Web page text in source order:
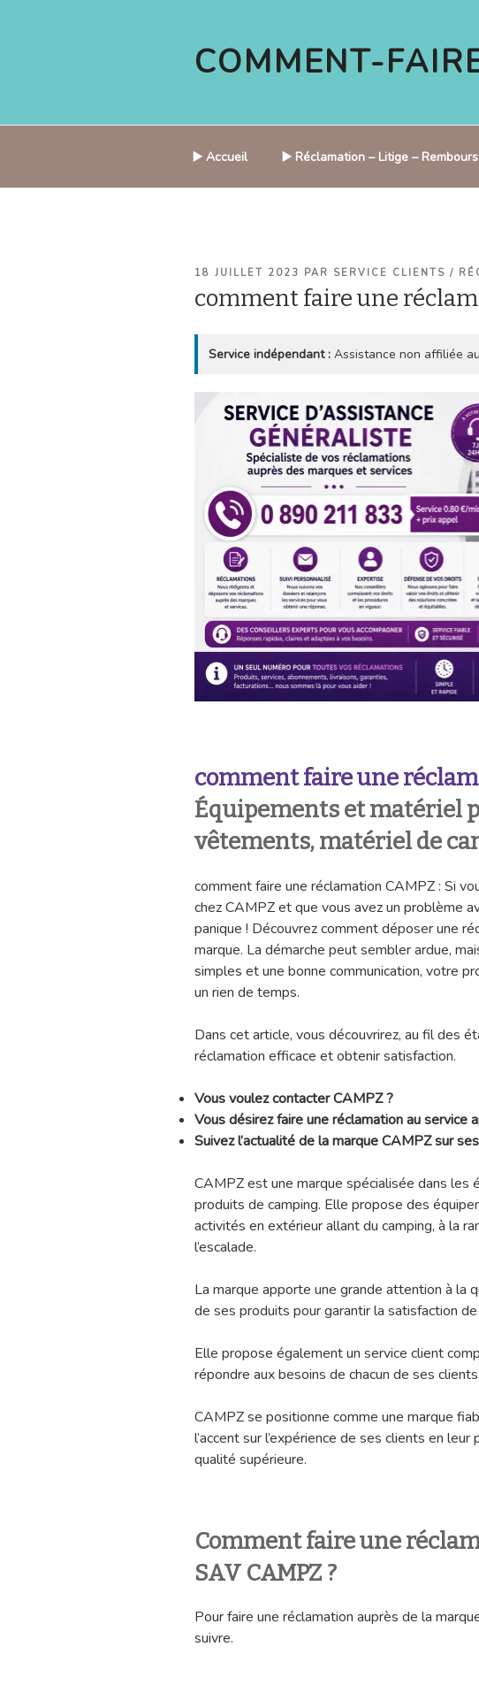
COMMENT-
▶️ Accueil ▶️ Réclamation – Litige –
PUBLIÉ
18 JUILLET 2023 PAR SERVICE CLIENTS /
comment faire une
Service indépendant : Assistance non affiliée
comment faire une
Équipements et matériel
vêtements, matériel de
comment faire une réclamation CAMPZ : Si
chez CAMPZ et que vous avez un problème
panique ! Découvrez comment déposer une
marque. La démarche peut sembler ardue,
simples et une bonne communication, votre
un rien de temps.
Dans cet article, vous découvrirez, au fil des
réclamation efficace et obtenir satisfaction.
Vous voulez contacter CAMPZ ?
Vous désirez faire une réclamation au service
Suivez l’actualité de la marque CAMPZ sur
CAMPZ est une marque spécialisée dans
produits de camping. Elle propose des
activités en extérieur allant du camping, à la
l’escalade.
La marque apporte une grande attention à la
de ses produits pour garantir la satisfaction
Elle propose également un service client
répondre aux besoins de chacun de ses clients.
CAMPZ se positionne comme une marque
l’accent sur l’expérience de ses clients en
qualité supérieure.
Comment faire une
SAV CAMPZ ?
Pour faire une réclamation auprès de la
suivre.